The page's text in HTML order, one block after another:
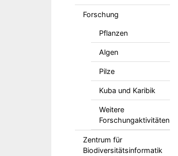
Forschung
Pflanzen
Algen
Pilze
Kuba und Karibik
Weitere
Forschungaktivitäten
Zentrum für
Biodiversitätsinformatik